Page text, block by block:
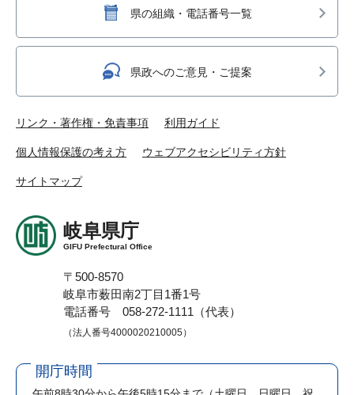
県の組織・電話番号一覧
県政へのご意見・ご提案
リンク・著作権・免責事項 利用ガイド
個人情報保護の考え方 ウェブアクセシビリティ方針
サイトマップ
岐阜県庁
GIFU Prefectural Office
〒500-8570
岐阜市薮田南2丁目1番1号
電話番号 058-272-1111（代表）
（法人番号4000020210005）
開庁時間